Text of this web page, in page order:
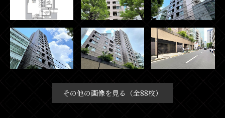
その他の画像を見る（全88枚）